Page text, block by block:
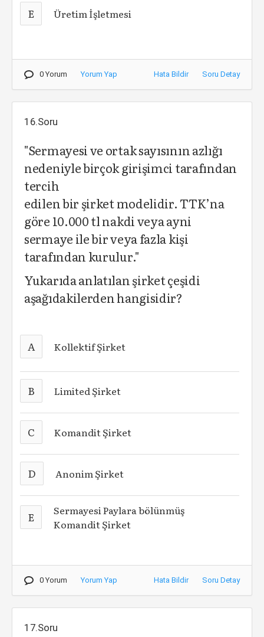
E Üretim İşletmesi
0 Yorum Yorum Yap Hata Bildir Soru Detay
16.Soru
"Sermayesi ve ortak sayısının azlığı
nedeniyle birçok girişimci tarafından
tercih
edilen bir şirket modelidir. TTK’na
göre 10.000 tl nakdi veya ayni
sermaye ile bir veya fazla kişi
tarafından kurulur."
Yukarıda anlatılan şirket çeşidi
aşağıdakilerden hangisidir?
A Kollektif Şirket
B Limited Şirket
C Komandit Şirket
D Anonim Şirket
E
Sermayesi Paylara bölünmüş
Komandit Şirket
0 Yorum Yorum Yap Hata Bildir Soru Detay
17.Soru